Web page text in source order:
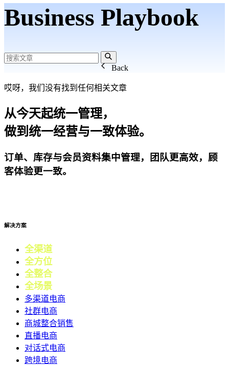
Business Playbook
Back
哎呀，我们没有找到任何相关文章
从今天起统一管理，
做到统一经营与一致体验。
订单、库存与会员资料集中管理，团队更高效，顾
客体验更一致。
解决方案
全渠道电商
全方位
全整合营销
全场景
多渠道电商
社群电商
商城整合销售
直播电商
对话式电商
跨境电商